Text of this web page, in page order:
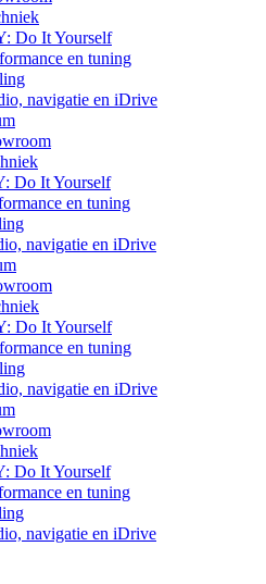
Do It Yourself
en tuning
navigatie en iDrive
Do It Yourself
en tuning
navigatie en iDrive
Do It Yourself
en tuning
navigatie en iDrive
Do It Yourself
en tuning
navigatie en iDrive